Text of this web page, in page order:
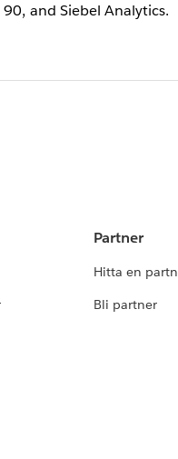
and Siebel Analytics.
Partner
Hitta en
Bli partner